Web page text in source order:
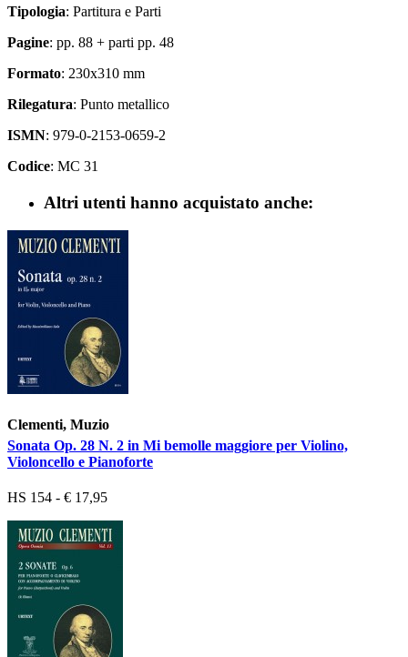
Tipologia: Partitura e Parti
Pagine: pp. 88 + parti pp. 48
Formato: 230x310 mm
Rilegatura: Punto metallico
ISMN: 979-0-2153-0659-2
Codice: MC 31
Altri utenti hanno acquistato anche:
Clementi, Muzio
Sonata Op. 28 N. 2 in Mi bemolle maggiore per Violino,
Violoncello e Pianoforte
HS 154 - € 17,95